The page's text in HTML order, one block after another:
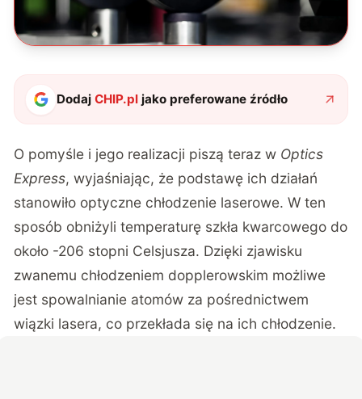
DodajCHIP.pl jako preferowane źródło
O pomyśle i jego realizacji piszą teraz w Optics
Express, wyjaśniając, że podstawę ich działań
stanowiło optyczne chłodzenie laserowe. W ten
sposób obniżyli temperaturę szkła kwarcowego do
około -206 stopni Celsjusza. Dzięki zjawisku
zwanemu chłodzeniem dopplerowskim możliwe
jest spowalnianie atomów za pośrednictwem
wiązki lasera, co przekłada się na ich chłodzenie.